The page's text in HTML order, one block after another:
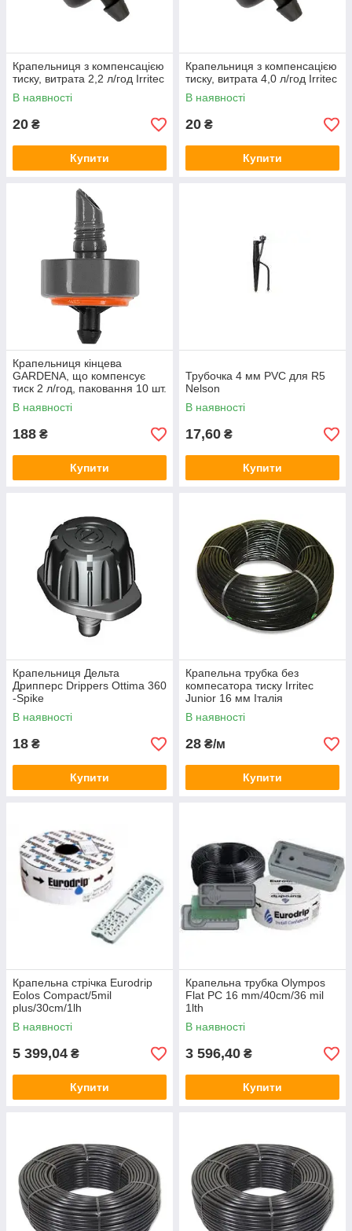
Крапельниця з компенсацією
тиску, витрата 2,2 л/год Irritec
В наявності
20 ₴
Купити
Крапельниця з компенсацією
тиску, витрата 4,0 л/год Irritec
В наявності
20 ₴
Купити
Крапельниця кінцева
GARDENA, що компенсує
тиск 2 л/год, паковання 10 шт.
В наявності
188 ₴
Купити
Трубочка 4 мм PVC для R5
Nelson
В наявності
17,60 ₴
Купити
Крапельниця Дельта
Дрипперс Drippers Ottima 360
-Spike
В наявності
18 ₴
Купити
Крапельна трубка без
компесатора тиску Irritec
Junior 16 мм Італія
В наявності
28 ₴/м
Купити
Крапельна стрічка Eurodrip
Eolos Compact/5mil
plus/30cm/1lh
В наявності
5 399,04 ₴
Купити
Крапельна трубка Olympos
Flat PC 16 mm/40cm/36 mil
1lth
В наявності
3 596,40 ₴
Купити